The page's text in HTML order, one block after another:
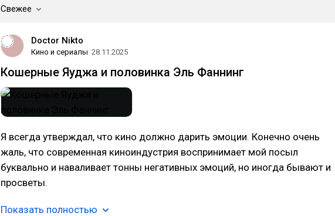
Свежее
Doctor Nikto
Кино и сериалы 28.11.2025
Кошерные Яуджа и половинка Эль Фаннинг
Я всегда утверждал, что кино должно дарить эмоции. Конечно очень
жаль, что современная киноиндустрия воспринимает мой посыл
буквально и наваливает тонны негативных эмоций, но иногда бывают и
просветы.
Показать полностью